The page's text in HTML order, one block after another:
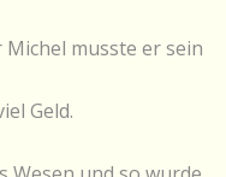
musste er sein
Geld.